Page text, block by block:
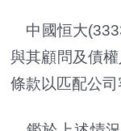
中國恒大
與其顧問及債
條款以匹配公司